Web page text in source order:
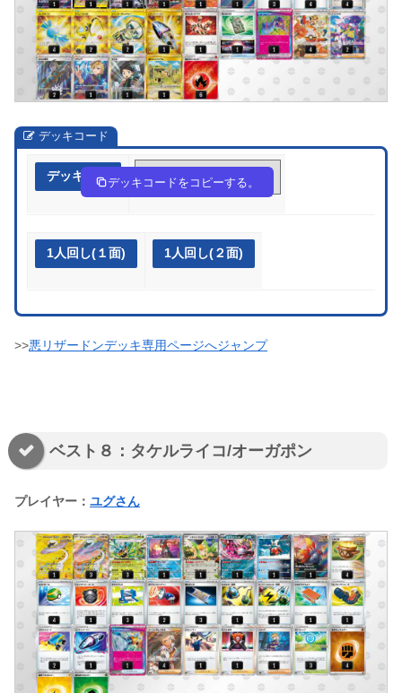
デッキコード
デッキ作成 YxxxxD-tIJ8Fu-c4c8Yc
デッキコードをコピーする。
1人回し(１面) 1人回し(２面)
>>悪リザードンデッキ専用ページへジャンプ
ベスト８：タケルライコ/オーガポン
プレイヤー： ユグさん